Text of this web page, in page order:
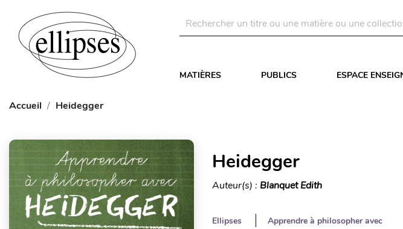
MATIÈRES PUBLICS ESPACE
Accueil Heidegger
Heidegger
Auteur(s) : Blanquet Edith
Ellipses
Apprendre à philosopher avec